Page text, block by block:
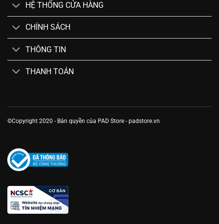
HỆ THỐNG CỬA HÀNG
CHÍNH SÁCH
THÔNG TIN
THANH TOÁN
©Copyright 2020 - Bản quyền của PAD Store - padstore.vn